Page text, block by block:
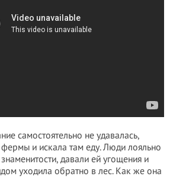
самостоятельно не удавалась,
и искала там еду. Люди лояльно
давали ей угощения и
уходила обратно в лес. Как же она